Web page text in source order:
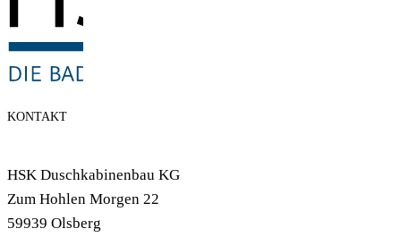
KONTAKT
HSK Duschkabinenbau KG
Zum Hohlen Morgen 22
59939 Olsberg